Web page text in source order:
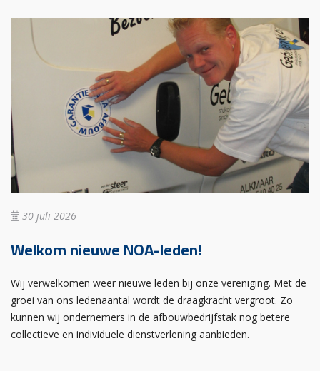
30 juli 2026
Welkom nieuwe NOA-leden!
Wij verwelkomen weer nieuwe leden bij onze vereniging. Met de
groei van ons ledenaantal wordt de draagkracht vergroot. Zo
kunnen wij ondernemers in de afbouwbedrijfstak nog betere
collectieve en individuele dienstverlening aanbieden.